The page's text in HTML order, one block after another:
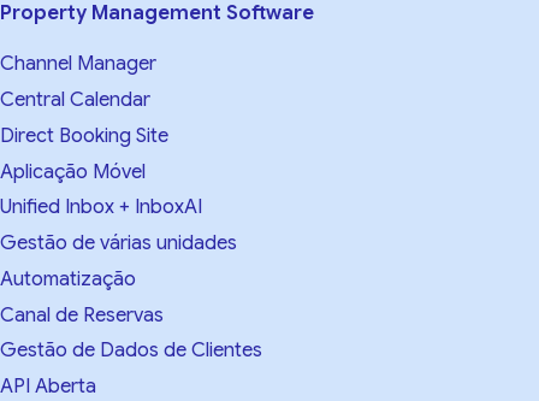
Property Management Software
Channel Manager
Central Calendar
Direct Booking Site
Aplicação Móvel
Unified Inbox + InboxAI
Gestão de várias unidades
Automatização
Canal de Reservas
Gestão de Dados de Clientes
API Aberta